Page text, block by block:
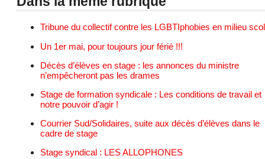
Tribune du collectif contre les LGBTIphobies en milieu
Un 1er mai, pour toujours jour férié !!!
Décès d’élèves en stage : les annonces du ministre
n’empêcheront pas les drames
Stage de formation syndicale : Les conditions de travail et
notre pouvoir d’agir !
Courrier Sud/Solidaires, suite aux décès d’élèves dans le
cadre de stage
Stage syndical : LES ALLOPHONES